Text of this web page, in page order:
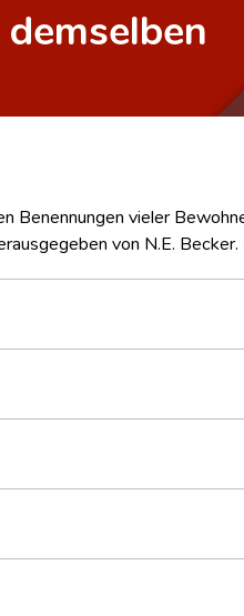
Benennungen vieler
von N.E.